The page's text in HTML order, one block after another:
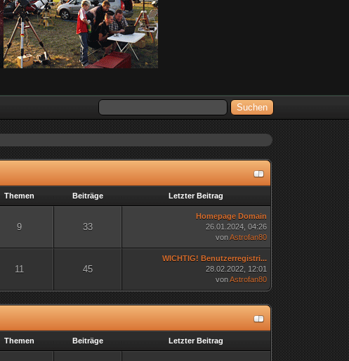
Themen Beiträge Letzter Beitrag
9 33
Homepage Domain
26.01.2024, 04:26
vonAstrofan80
11 45
WICHTIG! Benutzerregistri...
28.02.2022, 12:01
vonAstrofan80
Themen Beiträge Letzter Beitrag